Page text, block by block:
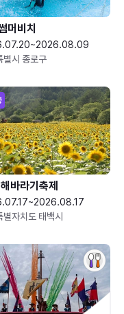
머비치
별시 종로구
바라기축제
별자치도 태백시